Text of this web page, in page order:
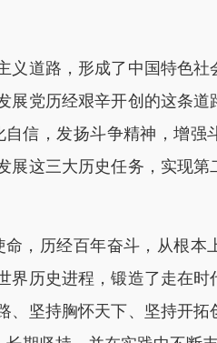
道路，形成了中国特色社
党历经艰辛开创的这条
信，发扬斗争精神，增强
这三大历史任务，实现第
，历经百年奋斗，从根本
历史进程，锻造了走在
坚持胸怀天下、坚持开